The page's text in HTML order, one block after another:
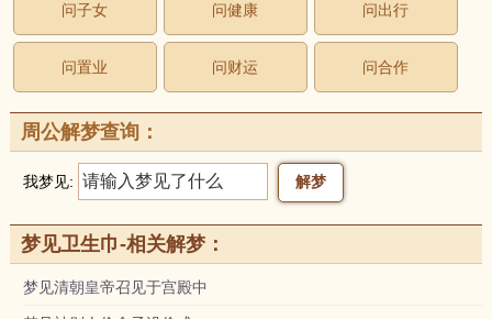
问子女 问健康 问出行
问置业 问财运 问合作
周公解梦查询：
我梦见:
梦见卫生巾-相关解梦：
梦见清朝皇帝召见于宫殿中